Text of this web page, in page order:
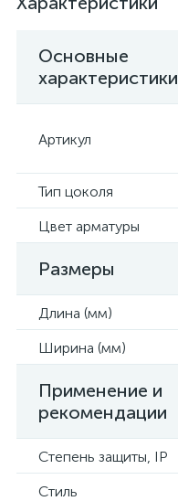
Основные
характеристики
Артикул
Тип цоколя
Цвет арматуры
Размеры
Длина (мм)
Ширина (мм)
Применение и
рекомендации
Степень защиты, IP
Стиль